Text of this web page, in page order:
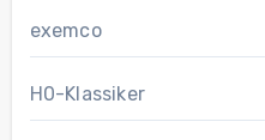
exemco
H0-Klassiker